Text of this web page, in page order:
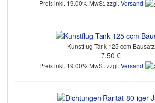
Preis inkl. 19.00% MwSt. zzgl. Versand
Kunstflug-Tank 125 ccm Bausatz
7.50 €
Preis inkl. 19.00% MwSt. zzgl. Versand